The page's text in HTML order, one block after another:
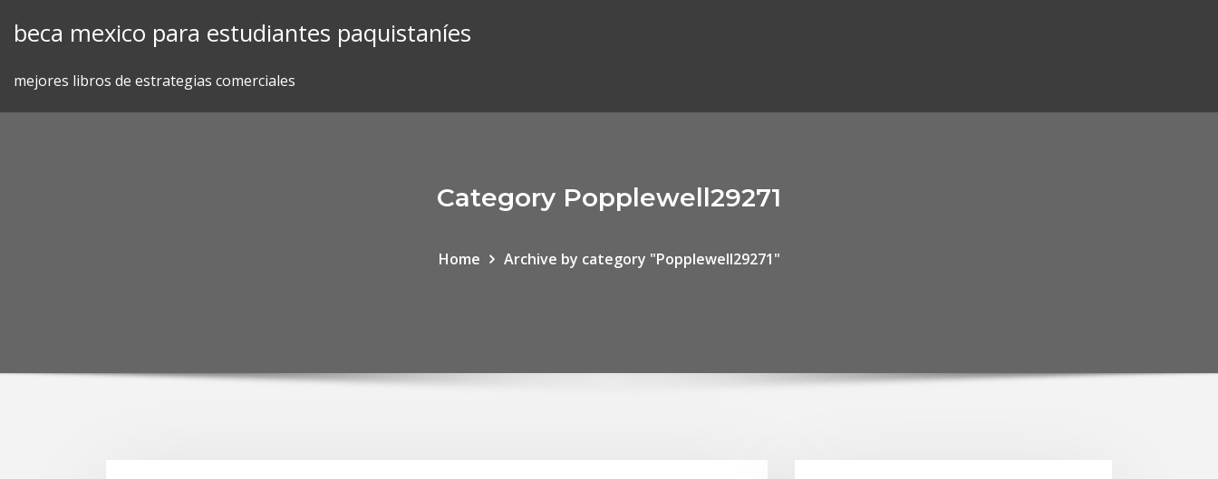
beca mexico para estudiantes paquistaníes
mejores libros de estrategias comerciales
Category Popplewell29271
Home Archive by category "Popplewell29271"